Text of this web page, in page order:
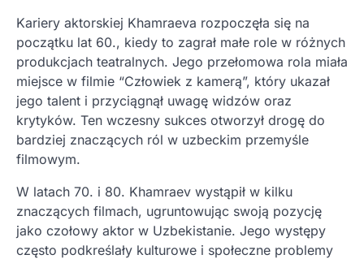
Kariery aktorskiej Khamraeva rozpoczęła się na
początku lat 60., kiedy to zagrał małe role w różnych
produkcjach teatralnych. Jego przełomowa rola miała
miejsce w filmie “Człowiek z kamerą”, który ukazał
jego talent i przyciągnął uwagę widzów oraz
krytyków. Ten wczesny sukces otworzył drogę do
bardziej znaczących ról w uzbeckim przemyśle
filmowym.
W latach 70. i 80. Khamraev wystąpił w kilku
znaczących filmach, ugruntowując swoją pozycję
jako czołowy aktor w Uzbekistanie. Jego występy
często podkreślały kulturowe i społeczne problemy